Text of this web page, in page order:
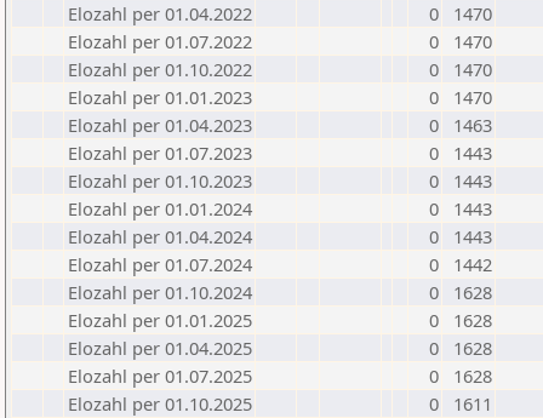
Elozahl per 01.04.2022
0
1470
Elozahl per 01.07.2022
0
1470
Elozahl per 01.10.2022
0
1470
Elozahl per 01.01.2023
0
1470
Elozahl per 01.04.2023
0
1463
Elozahl per 01.07.2023
0
1443
Elozahl per 01.10.2023
0
1443
Elozahl per 01.01.2024
0
1443
Elozahl per 01.04.2024
0
1443
Elozahl per 01.07.2024
0
1442
Elozahl per 01.10.2024
0
1628
Elozahl per 01.01.2025
0
1628
Elozahl per 01.04.2025
0
1628
Elozahl per 01.07.2025
0
1628
Elozahl per 01.10.2025
0
1611